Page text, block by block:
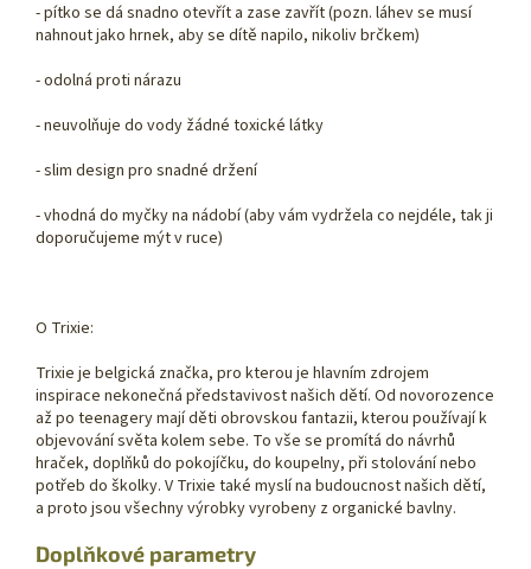
- pítko se dá snadno otevřít a zase zavřít (pozn. láhev se musí
nahnout jako hrnek, aby se dítě napilo, nikoliv brčkem)
- odolná proti nárazu
- neuvolňuje do vody žádné toxické látky
- slim design pro snadné držení
- vhodná do myčky na nádobí (aby vám vydržela co nejdéle, tak ji
doporučujeme mýt v ruce)
O Trixie:
Trixie je belgická značka, pro kterou je hlavním zdrojem
inspirace nekonečná představivost našich dětí. Od novorozence
až po teenagery mají děti obrovskou fantazii, kterou používají k
objevování světa kolem sebe. To vše se promítá do návrhů
hraček, doplňků do pokojíčku, do koupelny, při stolování nebo
potřeb do školky. V Trixie také myslí na budoucnost našich dětí,
a proto jsou všechny výrobky vyrobeny z organické bavlny.
Doplňkové parametry